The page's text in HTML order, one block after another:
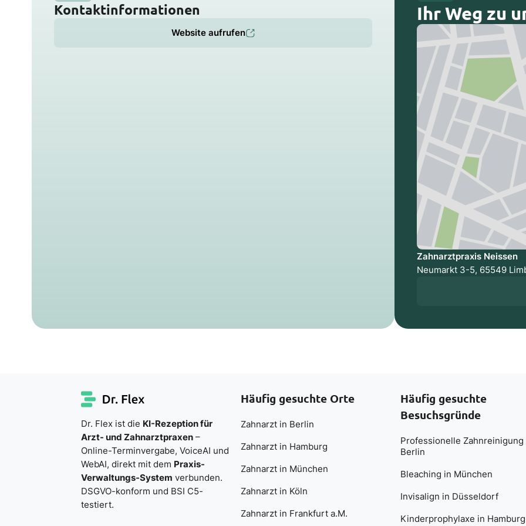
Kontaktinformationen
Website aufrufen
Ihr Weg zu
Zahnarztpraxis Neissen
Neumarkt 3-5, 65549
Dr. Flex ist die KI-Rezeption für
Arzt- und Zahnarztpraxen–
Online-Terminvergabe, VoiceAI und
WebAI, direkt mit dem Praxis-
Verwaltungs-System verbunden.
DSGVO-konform und BSI C5-
testiert.
Häufig gesuchte Orte
Zahnarzt in Berlin
Zahnarzt in Hamburg
Zahnarzt in München
Zahnarzt in Köln
Zahnarzt in Frankfurt a.M.
Häufig gesuchte
Besuchsgründe
Professionelle Zahnreinigung
Berlin
Bleaching in München
Invisalign in Düsseldorf
Kinderprophylaxe in Hamburg